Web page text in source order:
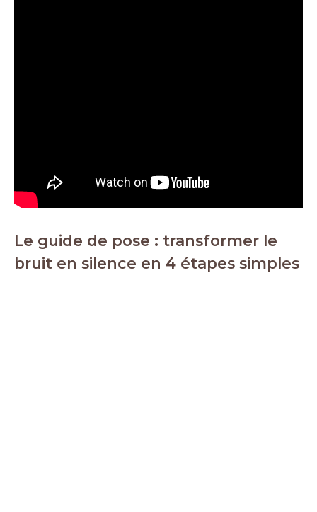
Le guide de pose : transformer le
bruit en silence en 4 étapes simples